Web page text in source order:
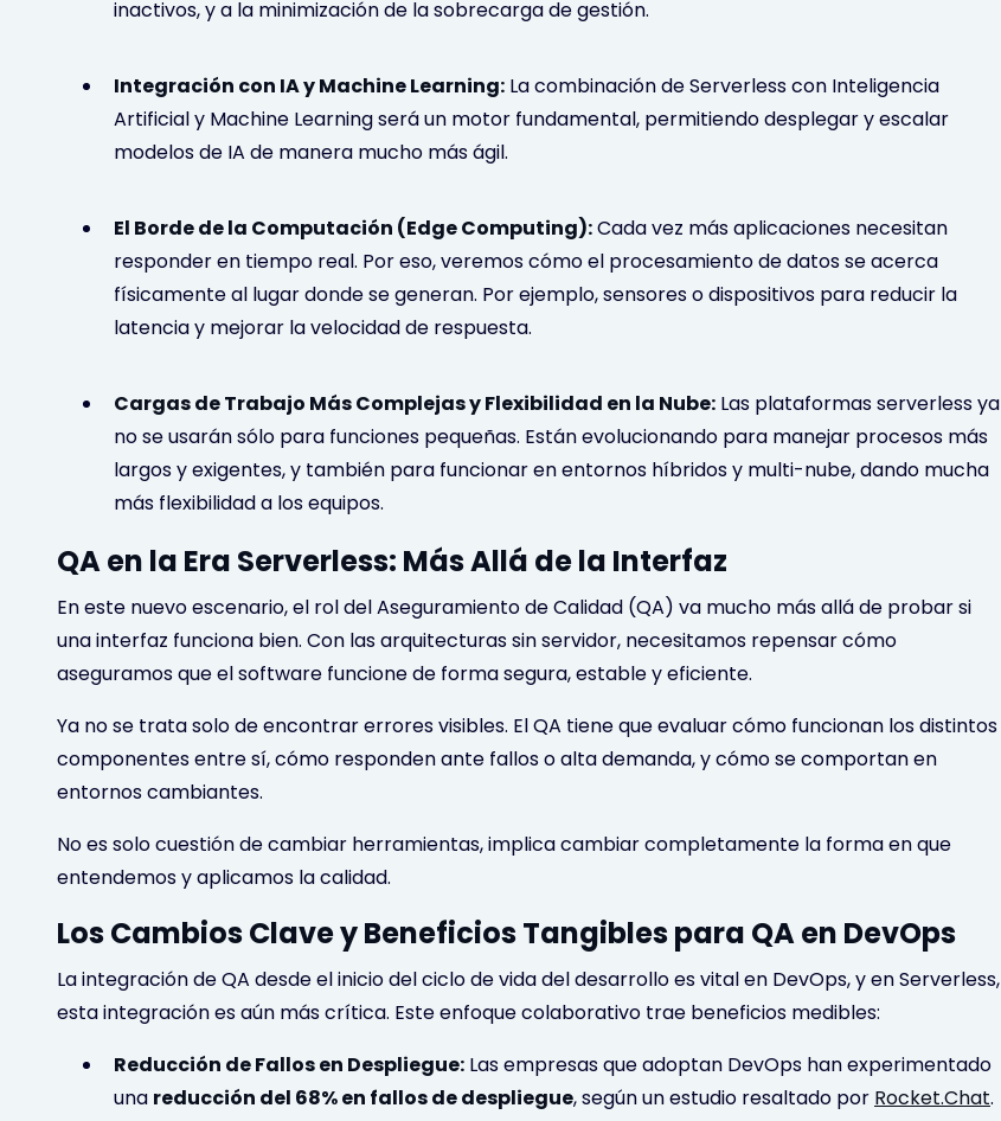
inactivos, y a la minimización de la sobrecarga de gestión.
Integración con IA y Machine Learning: La combinación de Serverless con Inteligencia
Artificial y Machine Learning será un motor fundamental, permitiendo desplegar y escalar
modelos de IA de manera mucho más ágil.
El Borde de la Computación (Edge Computing):Cada vez más aplicaciones necesitan
responder en tiempo real. Por eso, veremos cómo el procesamiento de datos se acerca
físicamente al lugar donde se generan. Por ejemplo, sensores o dispositivos para reducir la
latencia y mejorar la velocidad de respuesta.
Cargas de Trabajo Más Complejas y Flexibilidad en la Nube: Las plataformas serverless ya
no se usarán sólo para funciones pequeñas. Están evolucionando para manejar procesos más
largos y exigentes, y también para funcionar en entornos híbridos y multi-nube, dando mucha
más flexibilidad a los equipos.
QA en la Era Serverless: Más Allá de la Interfaz
En este nuevo escenario, el rol del Aseguramiento de Calidad (QA) va mucho más allá de probar si
una interfaz funciona bien. Con las arquitecturas sin servidor, necesitamos repensar cómo
aseguramos que el software funcione de forma segura, estable y eficiente.
Ya no se trata solo de encontrar errores visibles. El QA tiene que evaluar cómo funcionan los distintos
componentes entre sí, cómo responden ante fallos o alta demanda, y cómo se comportan en
entornos cambiantes.
No es solo cuestión de cambiar herramientas, implica cambiar completamente la forma en que
entendemos y aplicamos la calidad.
Los Cambios Clave y Beneficios Tangibles para QA en DevOps
La integración de QA desde el inicio del ciclo de vida del desarrollo es vital en DevOps, y en Serverless,
esta integración es aún más crítica. Este enfoque colaborativo trae beneficios medibles:
Reducción de Fallos en Despliegue: Las empresas que adoptan DevOps han experimentado
una reducción del 68% en fallos de despliegue, según un estudio resaltado por Rocket.Chat.